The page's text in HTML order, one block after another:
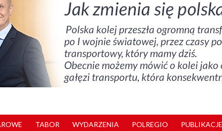
TABOR WYDARZENIA POLREGIO